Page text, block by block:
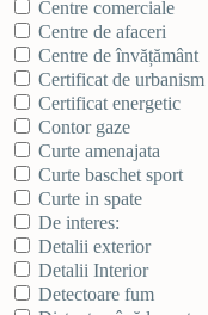
Centre comerciale
Centre de afaceri
Centre de învățământ
Certificat de urbanism
Certificat energetic
Contor gaze
Curte amenajata
Curte baschet sport
Curte in spate
De interes:
Detalii exterior
Detalii Interior
Detectoare fum